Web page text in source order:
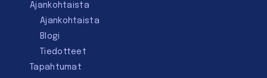
Ajankohtaista
Ajankohtaista
Blogi
Tiedotteet
Tapahtumat